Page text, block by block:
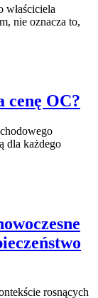
właściciela
nie oznacza to,
cenę OC?
dla każdego
rosnących